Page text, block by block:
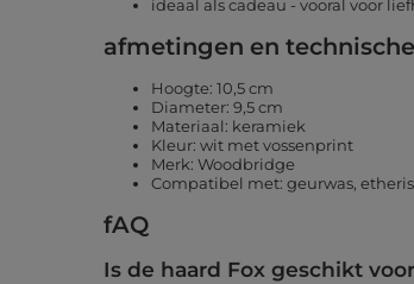
ideaal als cadeau - vooral voor
afmetingen en
Hoogte: 10,5 cm
Diameter: 9,5 cm
Materiaal: keramiek
Kleur: wit met vossenprint
Merk: Woodbridge
Compatibel met: geurwas,
fAQ
Is de haard Fox geschikt